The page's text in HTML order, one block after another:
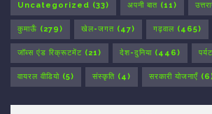
Uncategorized (33) अपनी बात (11)
कुमाऊँ (279) खेल-जगत (47) गढ़वाल (465)
जॉब्स एंड रिक्रूटमेंट (21) देश-दुनिया (446)
वायरल वीडियो (5) संस्कृति (4) सरकारी योजनाएँ